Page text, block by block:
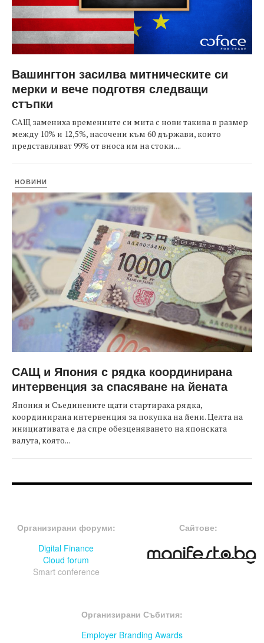
Вашингтон засилва митническите си
мерки и вече подготвя следващи
стъпки
САЩ замениха временните си мита с нови такива в размер
между 10% и 12,5%, насочени към 60 държави, които
представляват 99% от вноса им на стоки....
НОВИНИ
САЩ и Япония с рядка координирана
интервенция за спасяване на йената
Япония и Съединените щати стартираха рядка,
координирана интервенция за покупка на йени. Целта на
инициативата е да спре обезценяването на японската
валута, която...
Организирани форуми:
Digital Finance
Cloud forum
Smart conference
Сайтове:
Организирани Събития:
Employer Branding Awards